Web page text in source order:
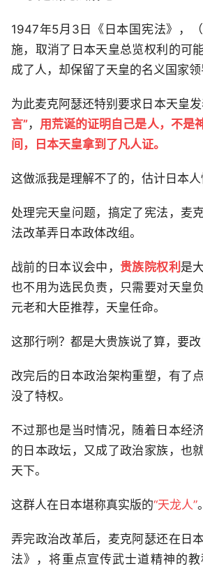
1947年5月3日《日本国宪法》，
施，取消了日本天皇总览权利的可
成了人，却保留了天皇的名义国家领
为此麦克阿瑟还特别要求日本天皇
言”， 用荒诞的证明自己是人，不是
间，日本天皇拿到了凡人证。
这做派我是理解不了的，估计日本人
处理完天皇问题，搞定了宪法，麦
法改革弄日本政体改组。
战前的日本议会中， 贵族院权利 是
也不用为选民负责，只需要对天皇
元老和大臣推荐，天皇任命。
这那行咧？都是大贵族说了算，要改
改完后的日本政治架构重塑，有了
没了特权。
不过那也是当时情况，随着日本经
的日本政坛，又成了政治家族，也
天下。
这群人在日本堪称真实版的“天龙人”。
弄完政治改革后，麦克阿瑟还在日
法》，将重点宣传武士道精神的